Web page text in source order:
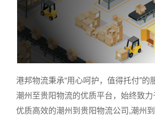
港邦物流秉承“用心呵护，值得托付”的
潮州至贵阳物流的优质平台，始终致
优质高效的潮州到贵阳物流公司,潮州